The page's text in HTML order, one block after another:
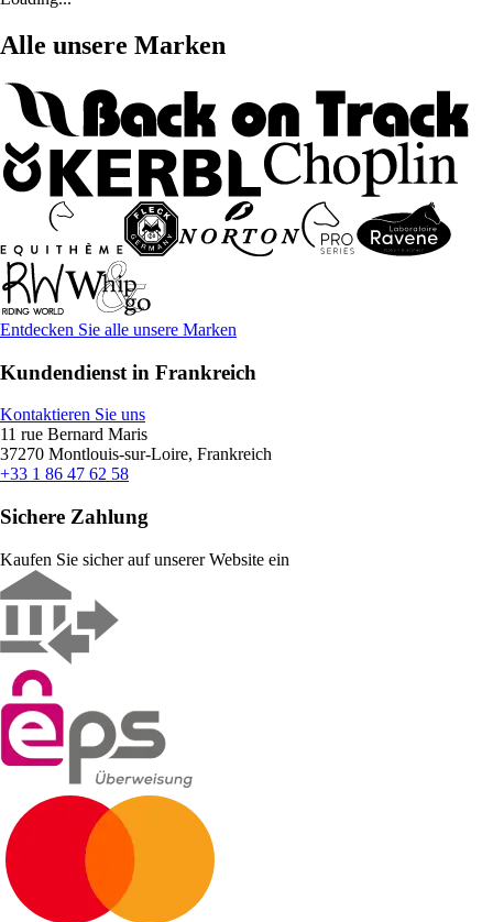
Alle unsere Marken
Entdecken Sie alle unsere Marken
Kundendienst in Frankreich
Kontaktieren Sie uns
11 rue Bernard Maris
37270 Montlouis-sur-Loire, Frankreich
+33 1 86 47 62 58
Sichere Zahlung
Kaufen Sie sicher auf unserer Website ein